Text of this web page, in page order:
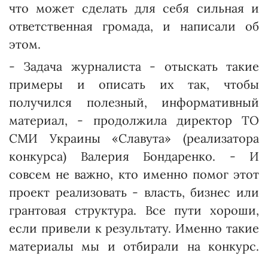
что может сделать для себя сильная и
ответственная громада, и написали об
этом.
- Задача журналиста - отыскать такие
примеры и описать их так, чтобы
получился полезный, информативный
материал, - продолжила директор ТО
СМИ Украины «Славута» (реализатора
конкурса) Валерия Бондаренко. - И
совсем не важно, кто именно помог этот
проект реализовать - власть, бизнес или
грантовая структура. Все пути хороши,
если привели к результату. Именно такие
материалы мы и отбирали на конкурс.